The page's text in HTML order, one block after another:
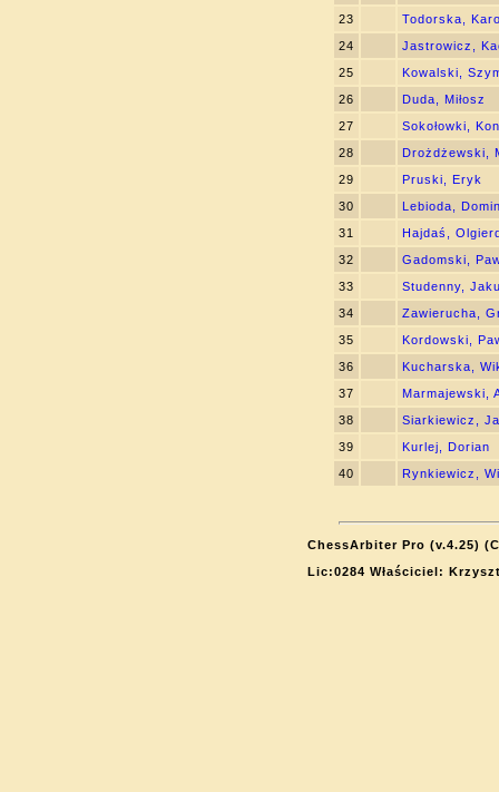
23
Todorska,
24
Jastrowicz,
25
Kowalski,
26
Duda, Miłosz
27
Sokołowki,
28
Drożdżewski,
29
Pruski, Eryk
30
Lebioda,
31
Hajdaś,
32
Gadomski,
33
Studenny,
34
Zawierucha,
35
Kordowski,
36
Kucharska,
37
Marmajewski,
38
Siarkiewicz,
39
Kurlej, Dorian
40
Rynkiewicz,
ChessArbiter Pro (v.4.25)
Lic:0284 Właściciel: